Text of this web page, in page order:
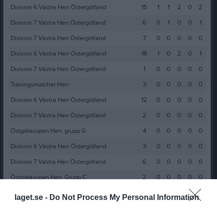
laget.se - Do Not Process My Personal Information
Division 6 Västra Herr Östergötland
15 1 1 2 0
2
Division 7 Västra Herr Östergötland
6 0 1 0 0
1
Division 7 Västra Herr Östergötland
7 0 0 0 0
0
Division 6 Västra Herr Östergötland
18 1 0 2 0
1
Division 7 Västra Herr Östergötland
1 0 0 0 0
0
Träningsmatcher Herr
3 0 0 0 0
0
Division 6 Västra Herr Östergötland
12 0 0 0 0
0
Division 7 Västra Herr Östergötland
2 0 0 0 0
0
Östgötacupen Herr, grupp G
4 0 0 0 0
0
Division 6 Västra Herr Östergötland
3 0 0 0 0
0
Division 7 Västra Herr Östergötland
6 0 0 0 0
0
Östgötacupen Herr, Grupp C
2 0 0 0 0
0
Division 6 Södra Herr Östergötland
2 0
3